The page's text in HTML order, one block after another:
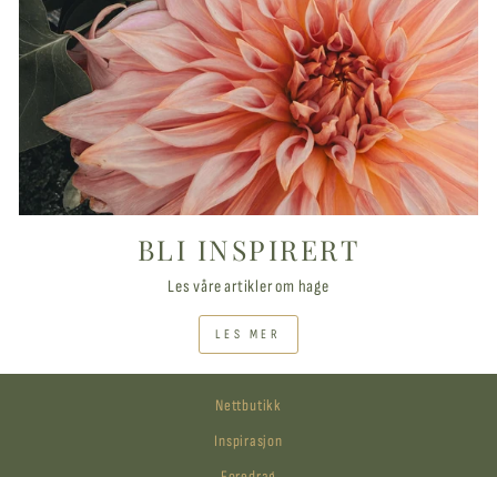
BLI INSPIRERT
Les våre artikler om hage
LES MER
Nettbutikk
Inspirasjon